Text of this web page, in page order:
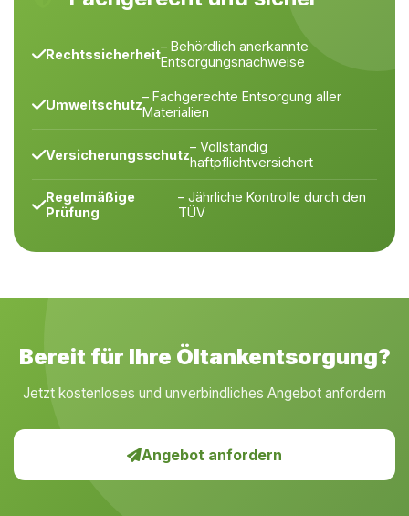
Rechtssicherheit– Behördlich anerkannte
Entsorgungsnachweise
Umweltschutz– Fachgerechte Entsorgung aller
Materialien
Versicherungsschutz– Vollständig
haftpflichtversichert
Regelmäßige
Prüfung
– Jährliche Kontrolle durch den
TÜV
Bereit für Ihre Öltankentsorgung?
Jetzt kostenloses und unverbindliches Angebot anfordern
Angebot anfordern